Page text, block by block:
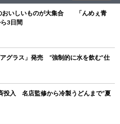
おいしいものが大集合 「んめぇ青
3日間
グラス」発売 “強制的に水を飲む”仕
投入 名店監修から冷製うどんまで“夏